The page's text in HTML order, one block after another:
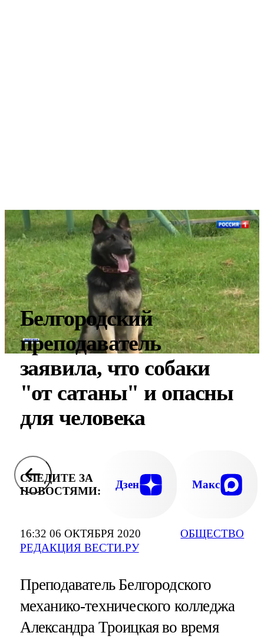
16:32 06 ОКТЯБРЯ 2020
РЕДАКЦИЯ ВЕСТИ.РУ
ОБЩЕСТВО
Белгородский
преподаватель
заявила, что собаки
"от сатаны" и опасны
для человека
СЛЕДИТЕ ЗА
НОВОСТЯМИ:
Дзен Макс
Преподаватель Белгородского
механико-технического колледжа
Александра Троицкая во время